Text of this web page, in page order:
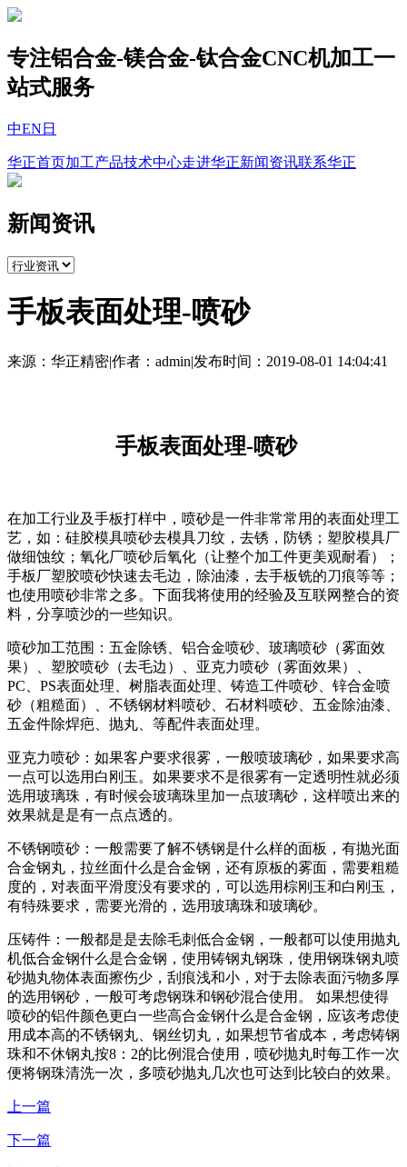
专注铝合金-镁合金-钛合金CNC机加工一
站式服务
中EN 日
华正首页加工产品技术中心走进华正新闻资讯联系华正
新闻资讯
手板表面处理-喷砂
来源：华正精密|作者：admin|发布时间：2019-08-01 14:04:41
手板表面处理-喷砂
在加工行业及手板打样中，喷砂是一件非常常用的表面处理工
艺，如：硅胶模具喷砂去模具刀纹，去锈，防锈；塑胶模具厂
做细蚀纹；氧化厂喷砂后氧化（让整个加工件更美观耐看）；
手板厂塑胶喷砂快速去毛边，除油漆，去手板铣的刀痕等等；
也使用喷砂非常之多。下面我将使用的经验及互联网整合的资
料，分享喷沙的一些知识。
喷砂加工范围：五金除锈、铝合金喷砂、玻璃喷砂（雾面效
果）、塑胶喷砂（去毛边）、亚克力喷砂（雾面效果）、
PC、PS表面处理、树脂表面处理、铸造工件喷砂、锌合金喷
砂（粗糙面）、不锈钢材料喷砂、石材料喷砂、五金除油漆、
五金件除焊疤、抛丸、等配件表面处理。
亚克力喷砂：如果客户要求很雾，一般喷玻璃砂，如果要求高
一点可以选用白刚玉。如果要求不是很雾有一定透明性就必须
选用玻璃珠，有时候会玻璃珠里加一点玻璃砂，这样喷出来的
效果就是是有一点点透的。
不锈钢喷砂：一般需要了解不锈钢是什么样的面板，有抛光面
合金钢丸，拉丝面什么是合金钢，还有原板的雾面，需要粗糙
度的，对表面平滑度没有要求的，可以选用棕刚玉和白刚玉，
有特殊要求，需要光滑的，选用玻璃珠和玻璃砂。
压铸件：一般都是是去除毛刺低合金钢，一般都可以使用抛丸
机低合金钢什么是合金钢，使用铸钢丸钢珠，使用钢珠钢丸喷
砂抛丸物体表面擦伤少，刮痕浅和小，对于去除表面污物多厚
的选用钢砂，一般可考虑钢珠和钢砂混合使用。 如果想使得
喷砂的铝件颜色更白一些高合金钢什么是合金钢，应该考虑使
用成本高的不锈钢丸、钢丝切丸，如果想节省成本，考虑铸钢
珠和不休钢丸按8：2的比例混合使用，喷砂抛丸时每工作一次
便将钢珠清洗一次，多喷砂抛丸几次也可达到比较白的效果。
上一篇
下一篇